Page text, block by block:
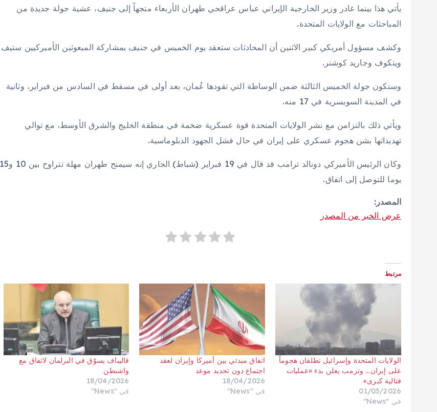
يأتي هذا بينما غادر وزير الخارجية الإيراني عباس عراقجي طهران الأربعاء متجهاً إلى جنيف، عشية جولة جديدة من
المباحثات مع الولايات المتحدة.
وكشف مسؤول أمريكي كبير الاثنين أن المحادثات ستعقد يوم الخميس في جنيف بمشاركة المبعوثين الأميركيين ستيف
ويتكوف وجاريد كوشنر.
وستكون جولة الخميس الثالثة ضمن الوساطة التي تقودها عُمان، بعد أولى في مسقط في السادس من فبراير، وثانية
في المدينة السويسرية في 17 منه.
ويأتي ذلك بالتزامن مع نشر الولايات المتحدة قوة عسكرية ضخمة في منطقة الخليج والشرق الأوسط، مع توالي
تهديداتها بشن هجوم عسكري على إيران في حال فشل الجهود الدبلوماسية.
وكان الرئيس الأميركي دونالد ترامب قد قال في 19 فبراير (شباط) الجاري إنه سيمنح طهران مهلة تتراوح بين 10 و15
يوما للتوصل إلى اتفاق.
المصدر:
عرض الخبر من المصدر
مرتبط
الولايات المتحدة وإسرائيل تطلقان هجوماً
على إيران… وترمب يعلن بدء «عمليات
قتالية كبرى»
01/03/2026
في "News"
اتفاق مبدئي بين أميركا وإيران لعقد
اجتماع دون تحديد موعد
18/04/2026
في "News"
قاليباف يسوّق في البرلمان لاتفاق مع
واشنطن
18/04/2026
في "News"